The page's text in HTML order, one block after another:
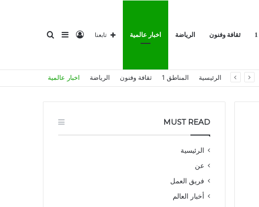
ثقافة وفنون الرياضة اخبار عالمية
عن
إضافة
عمود
تسجيل
الدخول
تابعنا
الرئيسية المناطق 1 ثقافة وفنون الرياضة اخبار عالمية
MUST READ
الرئيسية
عن
فريق العمل
أخبار العالم